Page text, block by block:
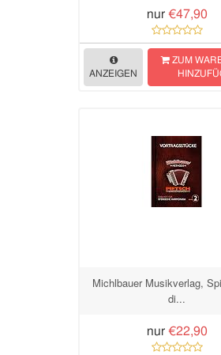
nur €47,90
ANZEIGEN
ZUM
Michlbauer Musikverlag,
di...
nur €22,90